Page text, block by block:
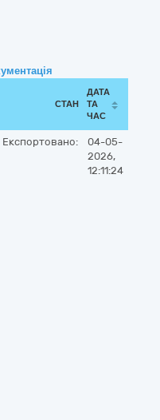
СТАН
ДАТА
ТА
ЧАС
Експортовано:
04-05-
2026,
12:11:24